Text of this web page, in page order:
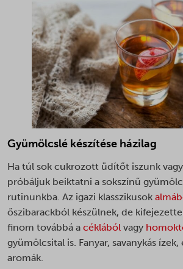
Gyümölcslé készítése házilag
Ha túl sok cukrozott üdítőt iszunk
próbáljuk beiktatni a sokszínű
rutinunkba. Az igazi klasszikusok
őszibarackból készülnek, de
finom továbbá a céklából vagy
gyümölcsital is. Fanyar, savanykás
aromák.